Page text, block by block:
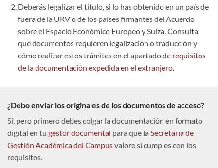
Deberás legalizar el título, si lo has obtenido en un país de
fuera de la URV o de los países firmantes del Acuerdo
sobre el Espacio Económico Europeo y Suiza. Consulta
qué documentos requieren legalización o traducción y
cómo realizar estos trámites en el apartado de requisitos
de la documentación expedida en el extranjero.
¿Debo enviar los originales de los documentos de acceso?
Sí, pero primero debes colgar la documentación en formato
digital en tu gestor documental para que la Secretaría de
Gestión Académica del Campusvalore si cumples con los
requisitos.